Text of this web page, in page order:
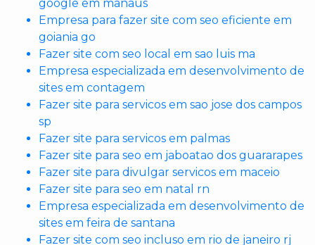
google em manaus
Empresa para fazer site com seo eficiente em
goiania go
Fazer site com seo local em sao luis ma
Empresa especializada em desenvolvimento de
sites em contagem
Fazer site para servicos em sao jose dos campos
sp
Fazer site para servicos em palmas
Fazer site para seo em jaboatao dos guararapes
Fazer site para divulgar servicos em maceio
Fazer site para seo em natal rn
Empresa especializada em desenvolvimento de
sites em feira de santana
Fazer site com seo incluso em rio de janeiro rj